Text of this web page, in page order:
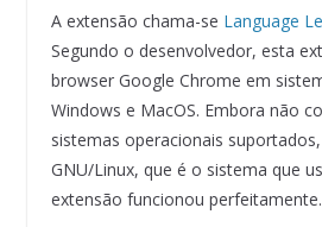
A extensão chama-se Language
Segundo o desenvolvedor, esta
browser Google Chrome em
Windows e MacOS. Embora não
sistemas operacionais
GNU/Linux, que é o sistema que
extensão funcionou perfeitamente.